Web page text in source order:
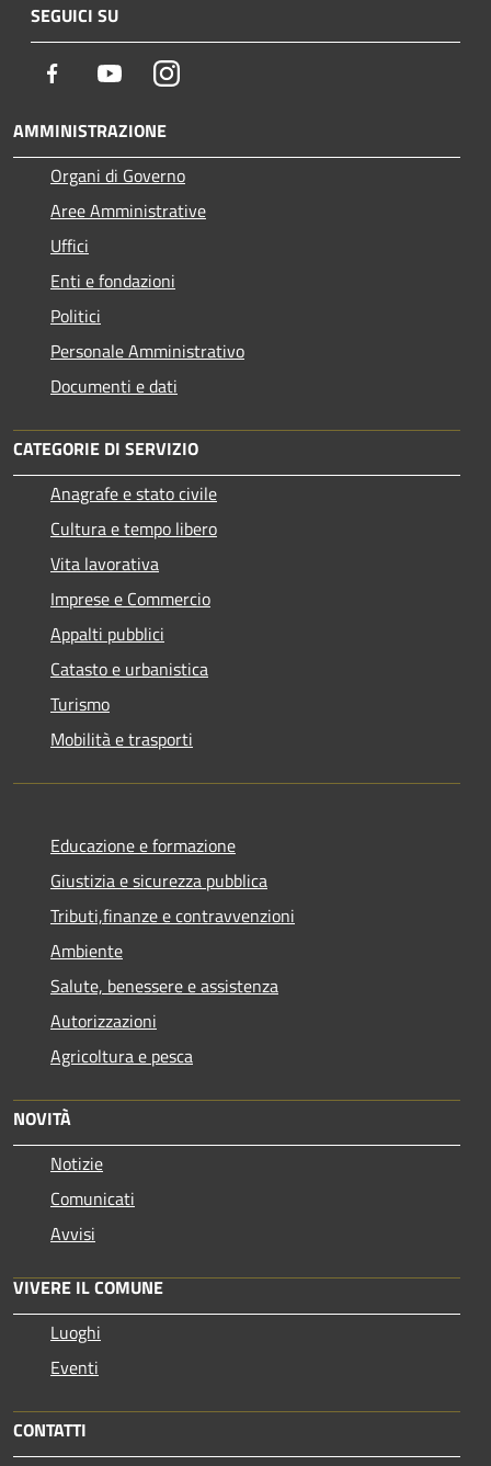
SEGUICI SU
Facebook YoutubeInstagram
AMMINISTRAZIONE
Organi di Governo
Aree Amministrative
Uffici
Enti e fondazioni
Politici
Personale Amministrativo
Documenti e dati
CATEGORIE DI SERVIZIO
Anagrafe e stato civile
Cultura e tempo libero
Vita lavorativa
Imprese e Commercio
Appalti pubblici
Catasto e urbanistica
Turismo
Mobilità e trasporti
Educazione e formazione
Giustizia e sicurezza pubblica
Tributi,finanze e contravvenzioni
Ambiente
Salute, benessere e assistenza
Autorizzazioni
Agricoltura e pesca
NOVITÀ
Notizie
Comunicati
Avvisi
VIVERE IL COMUNE
Luoghi
Eventi
CONTATTI